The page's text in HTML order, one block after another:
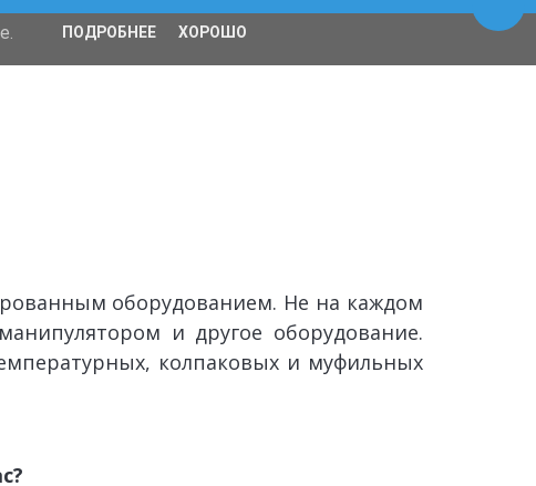
оборудованием. Не на каждом
и другое оборудование.
колпаковых и муфильных
ПОДРОБНЕЕ ХОРОШО